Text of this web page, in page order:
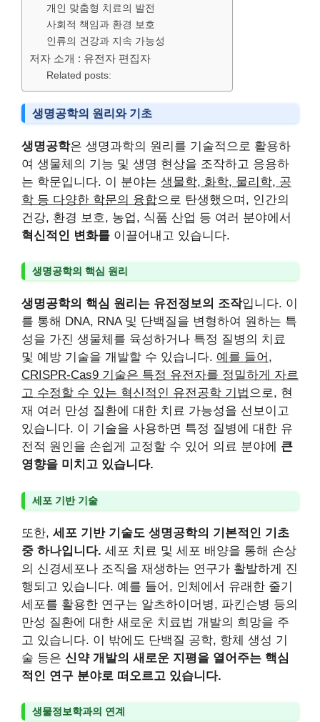
개인 맞춤형 치료의 발전
사회적 책임과 환경 보호
인류의 건강과 지속 가능성
저자 소개 : 유전자 편집자
Related posts:
생명공학의 원리와 기초
생명공학은 생명과학의 원리를 기술적으로 활용하
여 생물체의 기능 및 생명 현상을 조작하고 응용하
는 학문입니다. 이 분야는 생물학, 화학, 물리학, 공
학 등 다양한 학문의 융합으로 탄생했으며, 인간의
건강, 환경 보호, 농업, 식품 산업 등 여러 분야에서
혁신적인 변화를 이끌어내고 있습니다.
생명공학의 핵심 원리
생명공학의 핵심 원리는 유전정보의 조작입니다. 이
를 통해 DNA, RNA 및 단백질을 변형하여 원하는 특
성을 가진 생물체를 육성하거나 특정 질병의 치료
및 예방 기술을 개발할 수 있습니다. 예를 들어,
CRISPR-Cas9 기술은 특정 유전자를 정밀하게 자르
고 수정할 수 있는 혁신적인 유전공학 기법으로, 현
재 여러 만성 질환에 대한 치료 가능성을 선보이고
있습니다. 이 기술을 사용하면 특정 질병에 대한 유
전적 원인을 손쉽게 교정할 수 있어 의료 분야에 큰
영향을 미치고 있습니다.
세포 기반 기술
또한, 세포 기반 기술도 생명공학의 기본적인 기초
중 하나입니다. 세포 치료 및 세포 배양을 통해 손상
의 신경세포나 조직을 재생하는 연구가 활발하게 진
행되고 있습니다. 예를 들어, 인체에서 유래한 줄기
세포를 활용한 연구는 알츠하이머병, 파킨슨병 등의
만성 질환에 대한 새로운 치료법 개발의 희망을 주
고 있습니다. 이 밖에도 단백질 공학, 항체 생성 기
술 등은 신약 개발의 새로운 지평을 열어주는 핵심
적인 연구 분야로 떠오르고 있습니다.
생물정보학과의 연계